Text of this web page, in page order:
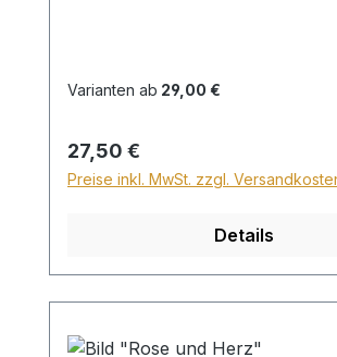
120cm wird für den Versand
Höhe von 28,99€ berechnet. Für
Versand ins Ausland beträgt der
Sperrgutzuschlag 30€.
Varianten ab 29,00 €
Regulärer Preis:
27,50 €
Preise inkl. MwSt. zzgl.
Details